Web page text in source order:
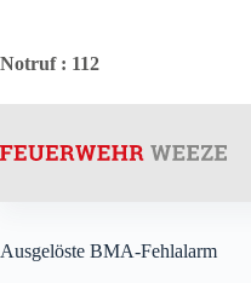
springen
Notruf: 112
Ausgelöste BMA-Fehlalarm